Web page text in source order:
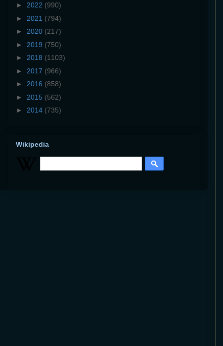
► 2022 (990)
► 2021 (794)
► 2020 (217)
► 2019 (750)
► 2018 (1103)
► 2017 (966)
► 2016 (858)
► 2015 (562)
► 2014 (735)
Wikipedia